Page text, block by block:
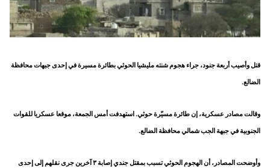
قتل وأصيب أربعة جنود، جراء هجوم شنته مليشيا الحوثي بطائرة مسيرة في إحدى جبهات محافظة
الضالع.
وقالت مصادر عسكرية، إن طائرة مسيّرة حوثي. استهدفت أمس الجمعة، موقعا عسكريا للقوات
الجنوبية في جبهة الجب شمالي محافظة الضالع.
وأوضحت المصادر، أن الهجوم الحوثي تسبب بمقتل جندي إصابة ٣ آخرين جرى نقلهم إلى إحدى